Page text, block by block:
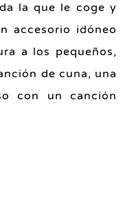
la que le coge y
accesorio idóneo
a los pequeños,
de cuna, una
con un canción